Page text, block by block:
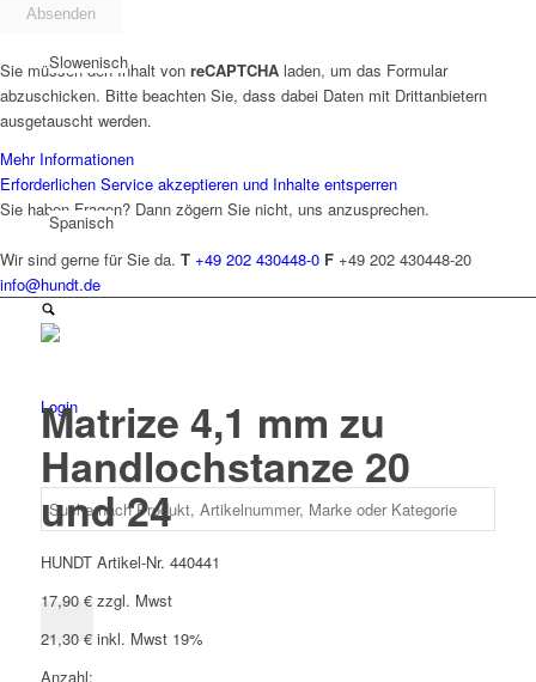
Slowenisch
Spanisch
Login
Sie müssen den Inhalt von reCAPTCHA laden, um das Formular
abzuschicken. Bitte beachten Sie, dass dabei Daten mit Drittanbietern
ausgetauscht werden.
Mehr Informationen
Erforderlichen Service akzeptieren und Inhalte entsperren
Sie haben Fragen? Dann zögern Sie nicht, uns anzusprechen.
Wir sind gerne für Sie da. T +49 202 430448-0 F +49 202 430448-20
info@hundt.de
Matrize 4,1 mm zu
Handlochstanze 20
und 24
HUNDT Artikel-Nr. 440441
17,90 €zzgl. Mwst
21,30 €inkl. Mwst 19%
Anzahl: